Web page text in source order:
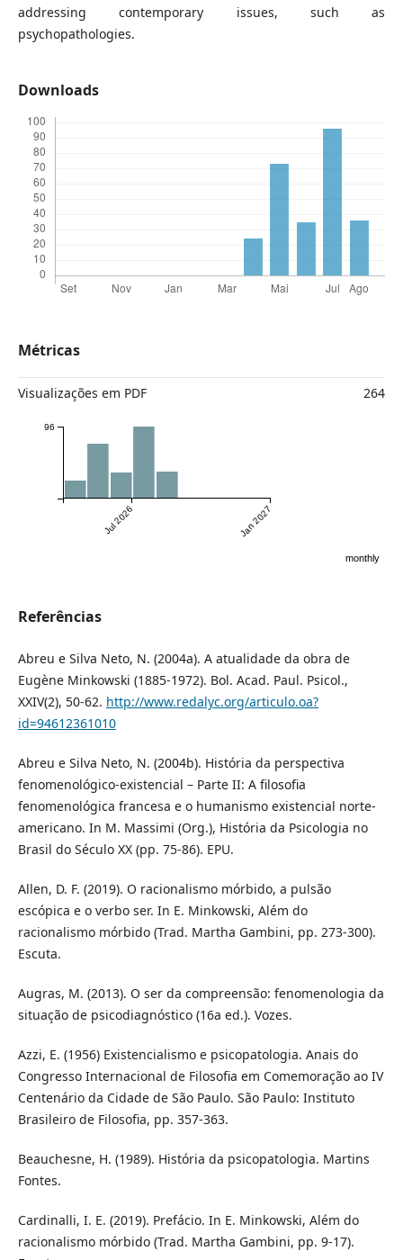
addressing contemporary issues, such as
psychopathologies.
Downloads
Métricas
Visualizações em PDF 264
Jul 2026 Jan 2027
96
monthly
Referências
Abreu e Silva Neto, N. (2004a). A atualidade da obra de
Eugène Minkowski (1885-1972). Bol. Acad. Paul. Psicol.,
XXIV(2), 50-62. http://www.redalyc.org/articulo.oa?
id=94612361010
Abreu e Silva Neto, N. (2004b). História da perspectiva
fenomenológico-existencial – Parte II: A filosofia
fenomenológica francesa e o humanismo existencial norte-
americano. In M. Massimi (Org.), História da Psicologia no
Brasil do Século XX (pp. 75-86). EPU.
Allen, D. F. (2019). O racionalismo mórbido, a pulsão
escópica e o verbo ser. In E. Minkowski, Além do
racionalismo mórbido (Trad. Martha Gambini, pp. 273-300).
Escuta.
Augras, M. (2013). O ser da compreensão: fenomenologia da
situação de psicodiagnóstico (16a ed.). Vozes.
Azzi, E. (1956) Existencialismo e psicopatologia. Anais do
Congresso Internacional de Filosofia em Comemoração ao IV
Centenário da Cidade de São Paulo. São Paulo: Instituto
Brasileiro de Filosofia, pp. 357-363.
Beauchesne, H. (1989). História da psicopatologia. Martins
Fontes.
Cardinalli, I. E. (2019). Prefácio. In E. Minkowski, Além do
racionalismo mórbido (Trad. Martha Gambini, pp. 9-17).